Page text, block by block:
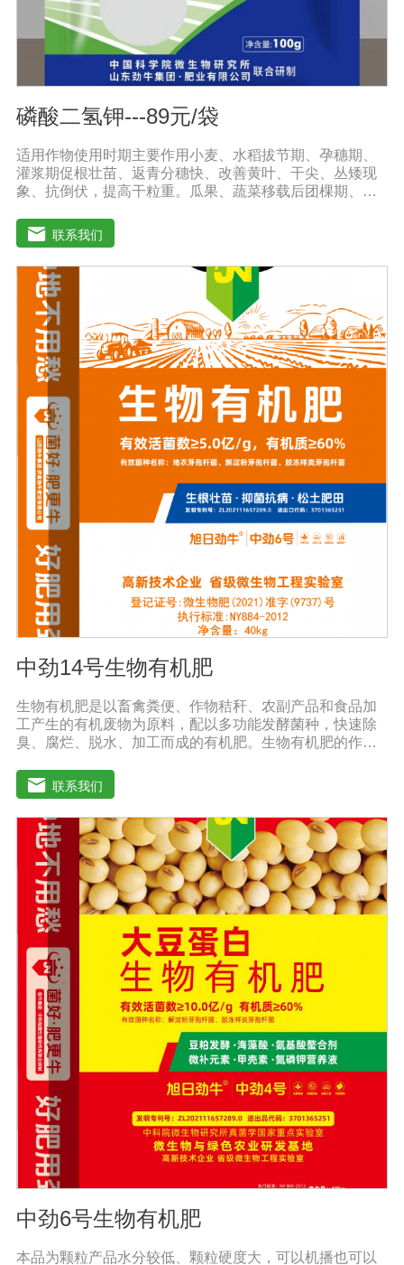
磷酸二氢钾---89元/袋
适用作物使用时期主要作用小麦、水稻拔节期、孕穗期、
灌浆期促根壮苗、返青分穗快、改善黄叶、干尖、丛矮现
象、抗倒伏，提高干粒重。瓜果、蔬菜移载后团棵期、开
化，改善品质，增产增收，提高商品率。花生、大豆、芝
麻苗期、盛花期、膨果期黄叶变绿、花多荚多，抗重茬，
防水渍。果树类(苹果、葡萄、香蕉、柑橘、梨等)花前20
天、生长期、膨大期促进花芽分化，保花保果、着色好，
果型美观，增加果实甜度，膨大早熟，提高商品性。玉米
4-5叶期、抽穗扬花期灌浆期植株粗壮，抗旱抗倒，提高籽
粒重，减少秃顶穗，预防粗缩病，解除除草剂药害。烟草
苗期、移栽期、展叶期促苗壮苗、叶片增大增厚，提高品
质，提早成熟，增产显著。棉花移栽后定苗期、现蕾期、
结铃期防落花落蕾落铃、提高单株结铃率。减少烂根、黑
根、烂铃、僵褪等不良现象，防早衰。使用方法与使用
量:1、喷施:本品稀释800-1000倍液，叶片正反面均匀喷
雾，全生育期可喷施3-4次，每次间隔期10-15天;2、灌根:
本品稀释2000-3000倍液适量灌根;3、冲施或滴灌:每亩每
次用本品2-3公斤兑水溶解后随水冲施或滴灌。注意事
项:1、本品可与中酸性农药混用，并增加药效。2、宜在上
午9点之前或下午4点以后喷施，喷后4小时内遇雨水应补
喷。3、储存于阴凉干燥通风处。
联系我们
中劲14号生物有机肥
生物有机肥是以畜禽粪便、作物秸秆、农副产品和食品加
工产生的有机废物为原料，配以多功能发酵菌种，快速除
臭、腐烂、脱水、加工而成的有机肥。生物有机肥的作
放缓慢，氮以铵离子或氨基酸的形式供应植物，进入植物
细胞不需要消耗大量能量，直接参与植物细胞物质的合
成，因此，使用生物有机肥后，植物生长快，积累成分和
干物质，农产品质量好。(2)提高土壤肥力，改善土壤理化
性质。生物有机肥的使用不仅可以补充消耗的有机肥，还
可以不断提高土壤有机质的含量。微生物分解后，有机质
可缩合成新的腐殖质，与土壤中的其他物质结合，形成有
机无机复合体，促进土壤中微粒结构的形成，协调水、
肥、气、热的矛盾，改善土壤结构，疏松土壤，提高耕作
能力。(3)调整微生物区系，改善土壤微生态系统。腐烂的
有机肥含有酵母、乳酸菌、纤维素分解菌和其他有益微生
物，生物有机肥还含有固氮、硅酸盐、溶磷、光合细菌和
假单胞细菌，这些微生物除了产生大量活性物质外，还具
有固氮、溶磷、钾，有些还具有抑制植物根病原体的能
力，有些有能力改善土壤微生态环境。此外，生物有机肥
施入土壤后，可以调节土壤中微生物的区域组成，有利于
改变土壤中微生态系统的结构。(4)激活不溶化合物，提高
土壤供养能力。生物有机肥含有固氮微生物，可以通过固
氮酶的作用将空气中的氮还原为可被作物吸收利用的成
分，是作物提供氮营养的重要途径。
联系我们
中劲6号生物有机肥
本品为颗粒产品水分较低、颗粒硬度大，可以机播也可以